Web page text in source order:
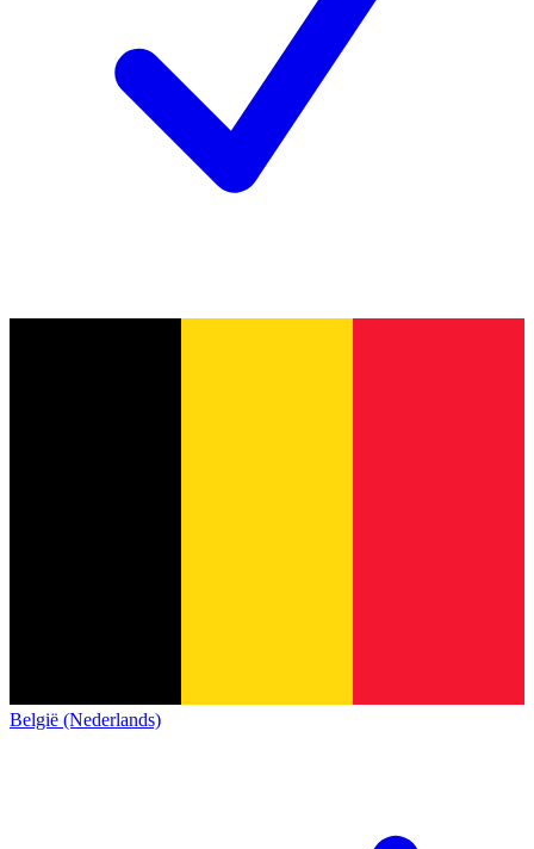
België (Nederlands)